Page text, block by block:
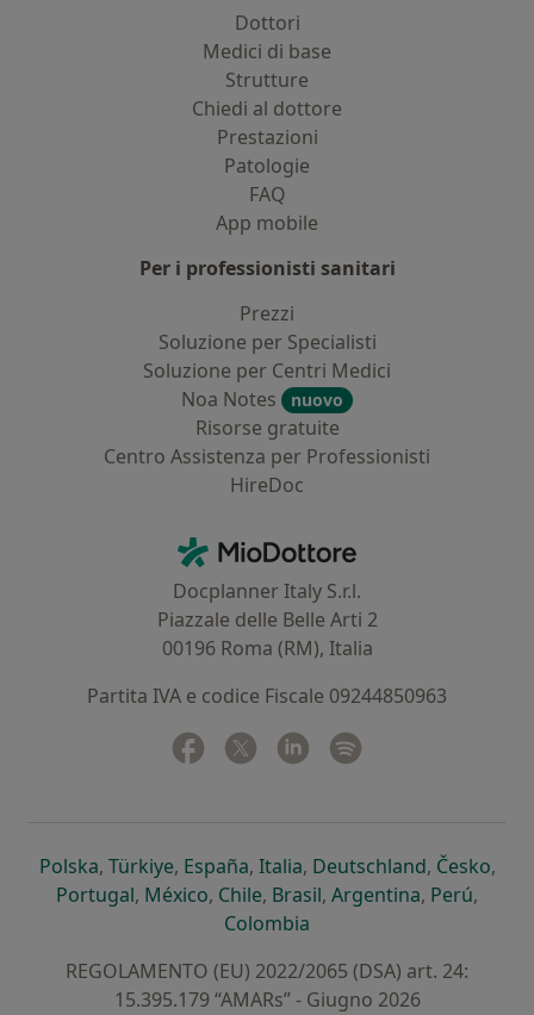
Dottori
Medici di base
Strutture
Chiedi al dottore
Prestazioni
Patologie
FAQ
App mobile
Per i professionisti sanitari
Prezzi
Soluzione per Specialisti
Soluzione per Centri Medici
Noa Notes
nuovo
Risorse gratuite
Centro Assistenza per Professionisti
HireDoc
MioDottore - Homepage
Docplanner Italy S.r.l.
Piazzale delle Belle Arti 2
00196 Roma (RM), Italia
Partita IVA e codice Fiscale 09244850963
Facebook
si apre in una nuova scheda
Twitter
si apre in una nuova scheda
Linkedin
si apre in una nuova
Polskasi apre in una nuova scheda
, Türkiyesi apre in una nuova scheda
, Españasi apre in una nuova scheda
, Italiasi apre in una nuova
, Deutschlandsi apre in
, Českosi
,
Portugalsi apre in una nuova scheda
, Méxicosi apre in una nuova scheda
, Chilesi apre in una nuova scheda
, Brasilsi apre in una nuova
, Argentinasi apre in
, Perúsi
,
Colombia
REGOLAMENTO (EU) 2022/2065 (DSA) art. 24:
15.395.179 “AMARs” - Giugno 2026